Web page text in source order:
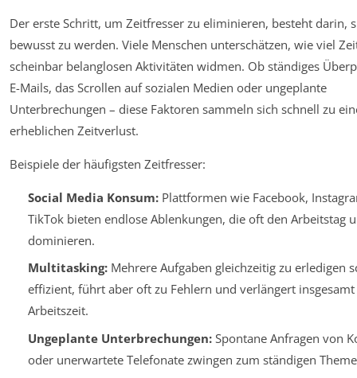
Der erste Schritt, um Zeitfresser zu eliminieren, besteht darin,
bewusst zu werden. Viele Menschen unterschätzen, wie viel
scheinbar belanglosen Aktivitäten widmen. Ob ständiges
E-Mails, das Scrollen auf sozialen Medien oder ungeplante
Unterbrechungen – diese Faktoren sammeln sich schnell zu
erheblichen Zeitverlust.
Beispiele der häufigsten Zeitfresser:
Social Media Konsum:Plattformen wie Facebook,
TikTok bieten endlose Ablenkungen, die oft den Arbeitstag
dominieren.
Multitasking:Mehrere Aufgaben gleichzeitig zu erledigen
effizient, führt aber oft zu Fehlern und verlängert insgesamt
Arbeitszeit.
Ungeplante Unterbrechungen:Spontane Anfragen von
oder unerwartete Telefonate zwingen zum ständigen